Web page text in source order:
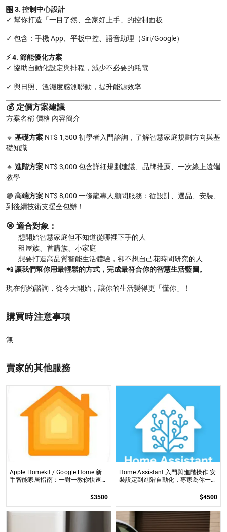
🎛️ 3. 控制中心設計
✓ 幫你打造「一目了然、全家好上手」的控制面板
✓ 包含：手機 App、平板中控、語音助理（Siri/Google）
⚡ 4. 節能優化方案
✓ 協助自動化設定與排程，減少不必要的耗電
✓ 與日照、溫濕度感測聯動，提升能源效率
💰 定價方案建議
方案名稱 價格 內容簡介
🔹 基礎方案 NT$ 1,500 初學者入門諮詢，了解智慧家庭規劃方向與基
礎知識
🔸 進階方案 NT$ 3,000 包含詳細規劃建議、品牌推薦、一次線上遠端
教學
🟣 高端方案 NT$ 8,000 一條龍專人顧問服務：從設計、選品、安裝、
到後續技術支援全包辦！
🎯 適合對象：
想開始智慧家庭但不知道從哪裡下手的人
租屋族、首購族、小家庭
想要打造高品質智能生活體驗，卻不想自己花時間研究的人
📲讓我們幫你用最輕鬆的方式，完成最符合你的智慧生活藍圖。
現在預約諮詢，從今天開始，讓你的生活變得更「懂你」！
購買時注意事項
無
賣家的其他服務
Apple Homekit / Google Home 新
手智能家居指南：一對一教你快速入
在線解答，輕鬆打造理想的智慧生活
$3500
Home Assistant 入門與進階操作 安
裝設定到進階自動化，專家為你一對
$4500